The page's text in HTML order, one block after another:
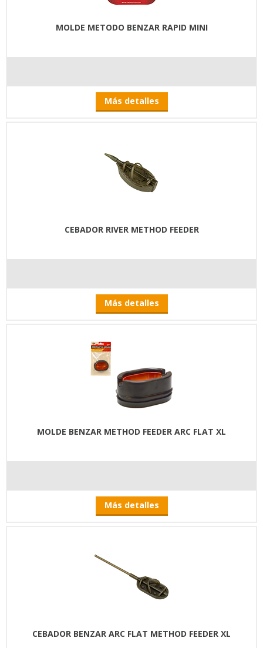
MOLDE METODO BENZAR RAPID MINI
Más detalles
CEBADOR RIVER METHOD FEEDER
Más detalles
MOLDE BENZAR METHOD FEEDER ARC FLAT XL
Más detalles
CEBADOR BENZAR ARC FLAT METHOD FEEDER XL